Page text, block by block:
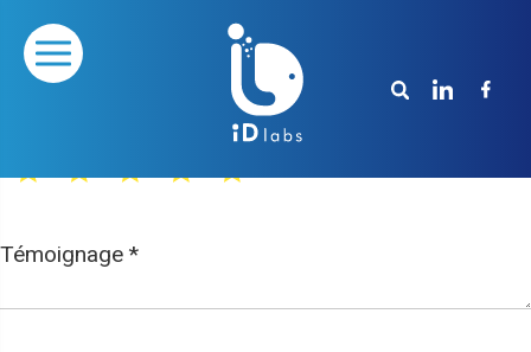
Nom / Prénom
Témoignage *